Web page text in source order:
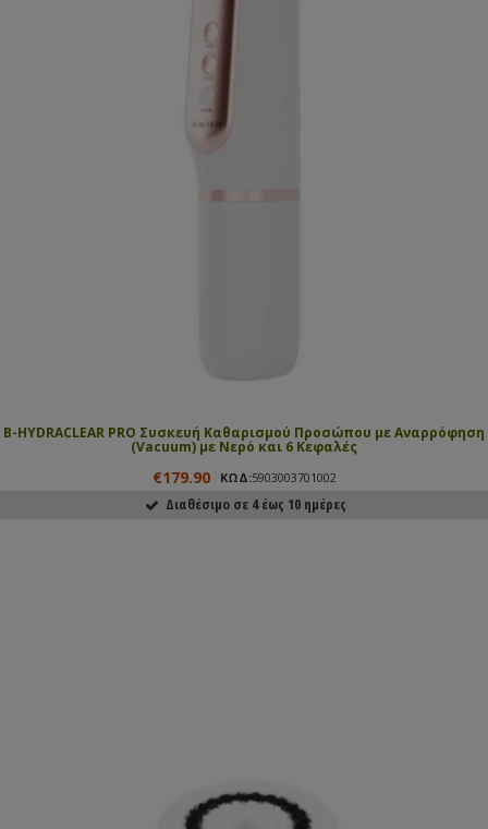
B-HYDRACLEAR PRO Συσκευή Καθαρισμού Προσώπου με Αναρρόφηση
(Vacuum) με Νερό και 6 Κεφαλές
€179.90 ΚΩΔ:5903003701002
Διαθέσιμο σε 4 έως 10 ημέρες